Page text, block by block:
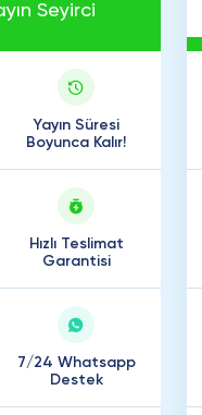
Seyirci
Yayın Süresi
Boyunca Kalır!
Hızlı Teslimat
Garantisi
7/24 Whatsapp
Destek